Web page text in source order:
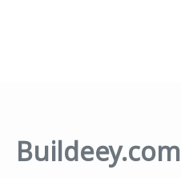
Buildeey.com